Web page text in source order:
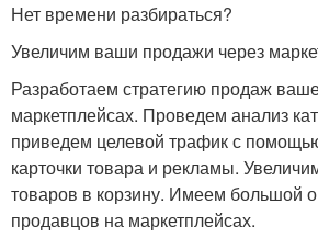
Нет времени разбираться?
Увеличим ваши продажи через
Разработаем стратегию продаж
маркетплейсах. Проведем анализ
приведем целевой трафик с
карточки товара и рекламы.
товаров в корзину. Имеем большой
продавцов на маркетплейсах.